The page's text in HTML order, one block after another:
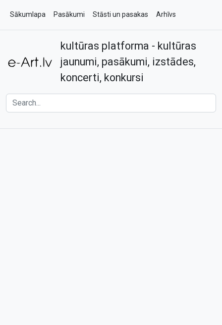
Sākumlapa Pasākumi Stāsti un pasakas Arhīvs
Kontakti
kultūras platforma - kultūras
jaunumi, pasākumi, izstādes,
koncerti, konkursi